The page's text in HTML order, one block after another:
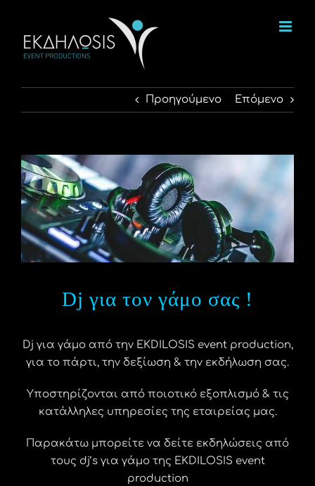
περιεχόμενο
Προηγούμενο Επόμενο
Προβολή
μεγαλύτερης
εικόνας
Dj για τον γάμο σας !
Dj για γάμο από την EKDILOSIS event production,
για το πάρτι, την δεξίωση & την εκδήλωση σας.
Υποστηρίζονται από ποιοτικό εξοπλισμό & τις
κατάλληλες υπηρεσίες της εταιρείας μας.
Παρακάτω μπορείτε να δείτε εκδηλώσεις από
τους dj’s για γάμο της EKDILOSIS event
production